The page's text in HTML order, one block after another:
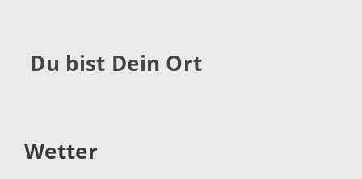
Du bist Dein Ort
Wetter